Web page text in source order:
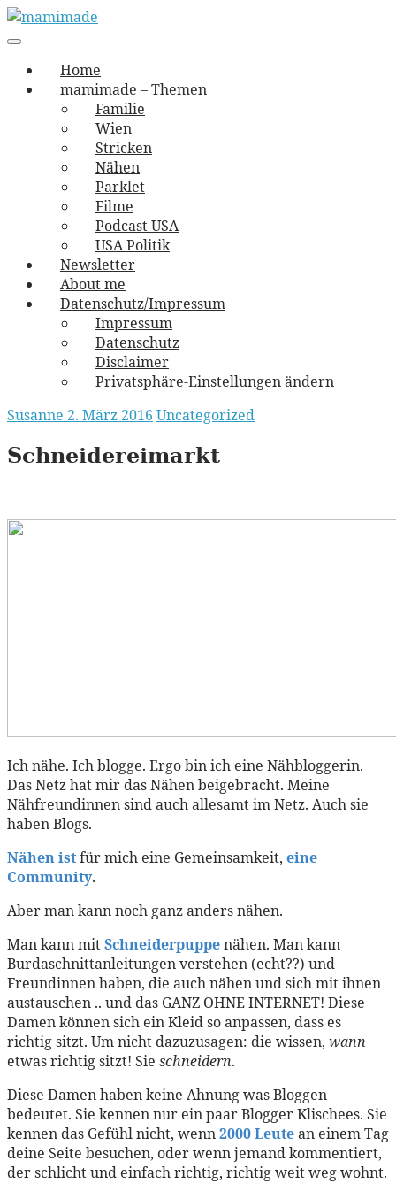
Skip
to
mamimade
vernäht und zugetextet
navigation
Menu
Home
mamimade – Themen
Familie
Wien
Stricken
Nähen
Parklet
Filme
Podcast USA
USA Politik
Newsletter
About me
Datenschutz/Impressum
Impressum
Datenschutz
Disclaimer
Privatsphäre-Einstellungen ändern
Susanne 2. März 2016 Uncategorized
Schneidereimarkt
Ich nähe. Ich blogge. Ergo bin ich eine Nähbloggerin.
Das Netz hat mir das Nähen beigebracht. Meine
Nähfreundinnen sind auch allesamt im Netz. Auch sie
haben Blogs.
Nähen istfür mich eine Gemeinsamkeit, eine
Community.
Aber man kann noch ganz anders nähen.
Man kann mitSchneiderpuppenähen. Man kann
Burdaschnittanleitungen verstehen (echt??) und
Freundinnen haben, die auch nähen und sich mit ihnen
austauschen .. und das GANZ OHNE INTERNET! Diese
Damen können sich ein Kleid so anpassen, dass es
richtig sitzt. Um nicht dazuzusagen: die wissen, wann
etwas richtig sitzt! Sie schneidern.
Diese Damen haben keine Ahnung was Bloggen
bedeutet. Sie kennen nur ein paar Blogger Klischees. Sie
kennen das Gefühl nicht, wenn2000 Leutean einem Tag
deine Seite besuchen, oder wenn jemand kommentiert,
der schlicht und einfach richtig, richtig weit weg wohnt.